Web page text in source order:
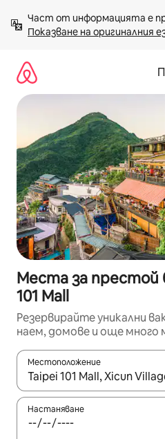
към
съдържанието
Показване на оригиналния
Места за престой
101 Mall
Резервирайте уникални
наем, домове и още много
Местоположение
Когато резултатите се
Настаняване